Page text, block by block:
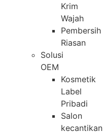
Krim
Wajah
Pembersih
Riasan
Solusi
OEM
Kosmetik
Label
Pribadi
Salon
kecantikan